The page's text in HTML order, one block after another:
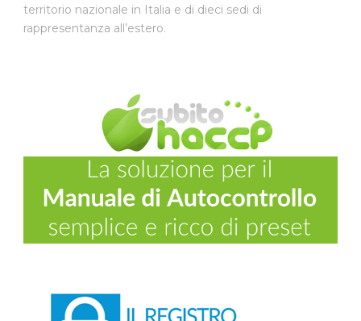
territorio nazionale in Italia e di dieci sedi di
rappresentanza all’estero.